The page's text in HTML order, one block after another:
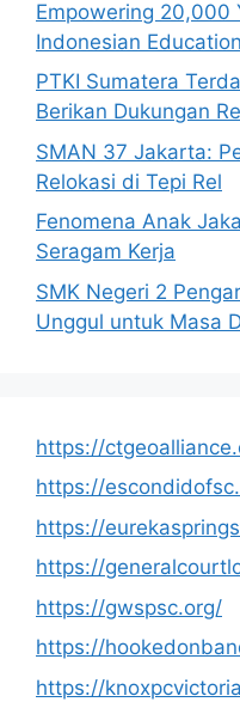
Empowering 20,000
Indonesian Education
PTKI Sumatera
Berikan Dukungan
SMAN 37 Jakarta:
Relokasi di Tepi Rel
Fenomena Anak
Seragam Kerja
SMK Negeri 2
Unggul untuk Masa
https://
https://
https://
https://
https://gwspsc.org/
https://
https://